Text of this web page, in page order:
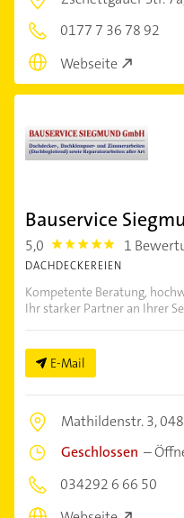
0177 7 36 78 92
Webseite
Bauservice
5,0 5.0 1
DACHDECKEREIEN
Kompetente Beratung,
Ihr starker Partner an Ihrer
E-Mail
Mathildenstr. 3,
Geschlossen –
034292 6 66 50